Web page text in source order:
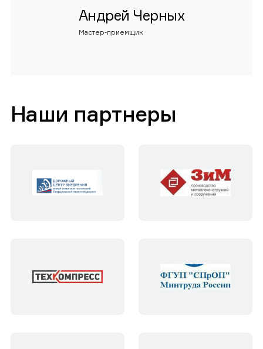
Андрей Черных
Мастер-приемщик
Наши партнеры